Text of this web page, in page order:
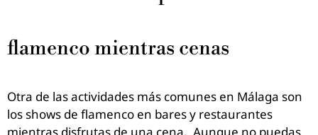
flamenco mientras cenas
Otra de las actividades más comunes en Málaga son
los shows de flamenco en bares y restaurantes